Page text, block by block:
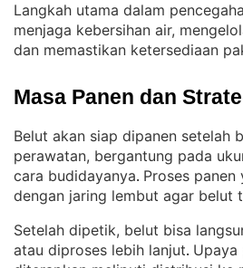
Langkah utama dalam
menjaga kebersihan air,
dan memastikan ketersediaan
Masa Panen dan
Belut akan siap dipanen setelah
perawatan, bergantung pada
cara budidayanya. Proses panen
dengan jaring lembut agar belut
Setelah dipetik, belut bisa
atau diproses lebih lanjut. Upaya